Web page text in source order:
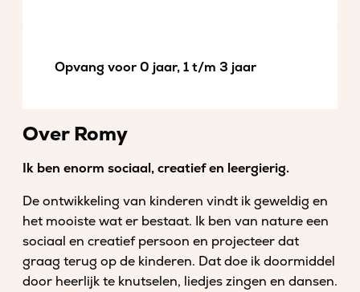
Opvang voor 0 jaar, 1 t/m 3 jaar
Over Romy
Ik ben enorm sociaal, creatief en leergierig.
De ontwikkeling van kinderen vindt ik geweldig en
het mooiste wat er bestaat. Ik ben van nature een
sociaal en creatief persoon en projecteer dat
graag terug op de kinderen. Dat doe ik doormiddel
door heerlijk te knutselen, liedjes zingen en dansen.